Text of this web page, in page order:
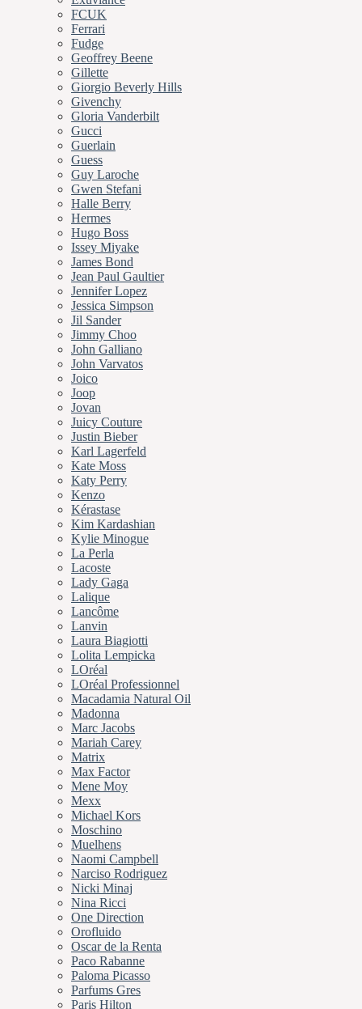
FCUK
Ferrari
Fudge
Geoffrey Beene
Gillette
Giorgio Beverly Hills
Givenchy
Gloria Vanderbilt
Gucci
Guerlain
Guess
Guy Laroche
Gwen Stefani
Halle Berry
Hermes
Hugo Boss
Issey Miyake
James Bond
Jean Paul Gaultier
Jennifer Lopez
Jessica Simpson
Jil Sander
Jimmy Choo
John Galliano
John Varvatos
Joico
Joop
Jovan
Juicy Couture
Justin Bieber
Karl Lagerfeld
Kate Moss
Katy Perry
Kenzo
Kérastase
Kim Kardashian
Kylie Minogue
La Perla
Lacoste
Lady Gaga
Lalique
Lancôme
Lanvin
Laura Biagiotti
Lolita Lempicka
LOréal
LOréal Professionnel
Macadamia Natural Oil
Madonna
Marc Jacobs
Mariah Carey
Matrix
Max Factor
Mene Moy
Mexx
Michael Kors
Moschino
Muelhens
Naomi Campbell
Narciso Rodriguez
Nicki Minaj
Nina Ricci
One Direction
Orofluido
Oscar de la Renta
Paco Rabanne
Paloma Picasso
Parfums Gres
Paris Hilton